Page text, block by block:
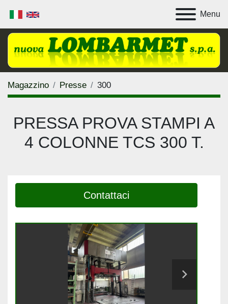
Menu
Magazzino Presse 300
PRESSA PROVA STAMPI A
4 COLONNE TCS 300 T.
Contattaci